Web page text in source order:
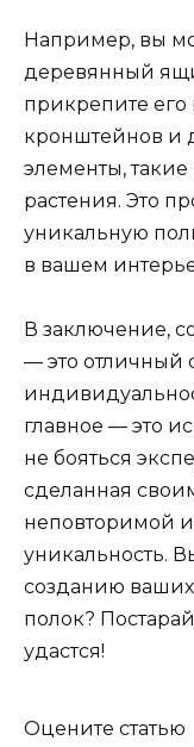
Например, вы
деревянный
прикрепите
кронштейнов и
элементы,
растения. Это
уникальную
в вашем
В заключение,
— это отличный
главное — это
не бояться
сделанная
неповторимой и
уникальность.
созданию
полок?
удастся!
Оцените статью